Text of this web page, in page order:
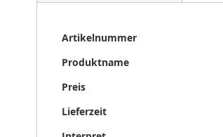
Mehr
Artikelnummer
Produktname
Preis
Lieferzeit